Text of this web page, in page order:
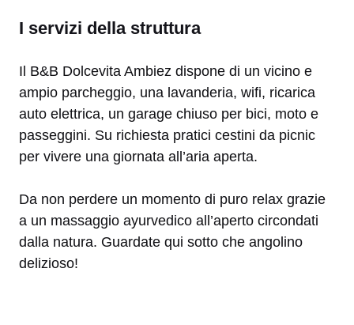
I servizi della struttura
Il B&B Dolcevita Ambiez dispone di un vicino e
ampio parcheggio, una lavanderia, wifi, ricarica
auto elettrica, un garage chiuso per bici, moto e
passeggini. Su richiesta pratici cestini da picnic
per vivere una giornata all’aria aperta.
Da non perdere un momento di puro relax grazie
a un massaggio ayurvedico all’aperto circondati
dalla natura. Guardate qui sotto che angolino
delizioso!